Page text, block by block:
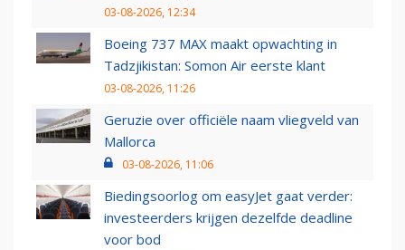
03-08-2026, 12:34
Boeing 737 MAX maakt opwachting in
Tadzjikistan: Somon Air eerste klant
03-08-2026, 11:26
Geruzie over officiële naam vliegveld van
Mallorca
03-08-2026, 11:06
Biedingsoorlog om easyJet gaat verder:
investeerders krijgen dezelfde deadline
voor bod